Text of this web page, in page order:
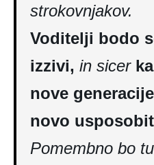
strokovnjakov.
Voditelji bodo
izzivi, in sicer
nove
novo
Pomembno bo